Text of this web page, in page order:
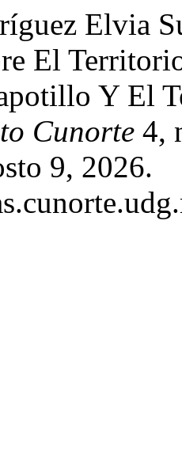
Elvia
El
Y El
Cunorte 4,
9, 2026.